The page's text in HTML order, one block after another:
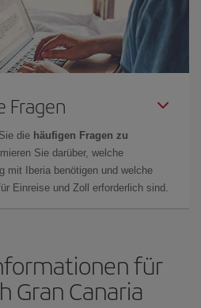
Fragen
die häufigen Fragen zu
Sie darüber, welche
mit Iberia benötigen und welche
Einreise und Zoll erforderlich sind.
für
Gran Canaria